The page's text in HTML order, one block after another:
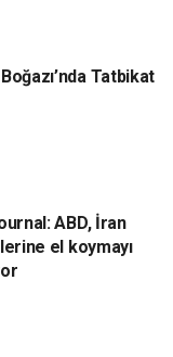
Tatbikat
ABD, İran
el koymayı